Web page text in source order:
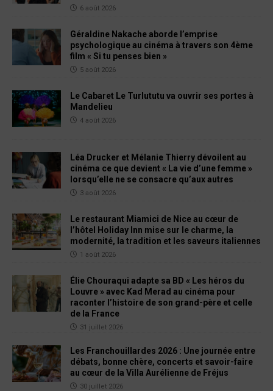
6 août 2026
Géraldine Nakache aborde l’emprise
psychologique au cinéma à travers son 4ème
film « Si tu penses bien »
5 août 2026
Le Cabaret Le Turlututu va ouvrir ses portes à
Mandelieu
4 août 2026
Léa Drucker et Mélanie Thierry dévoilent au
cinéma ce que devient « La vie d’une femme »
lorsqu’elle ne se consacre qu’aux autres
3 août 2026
Le restaurant Miamici de Nice au cœur de
l’hôtel Holiday Inn mise sur le charme, la
modernité, la tradition et les saveurs italiennes
1 août 2026
Élie Chouraqui adapte sa BD « Les héros du
Louvre » avec Kad Merad au cinéma pour
raconter l’histoire de son grand-père et celle
de la France
31 juillet 2026
Les Franchouillardes 2026 : Une journée entre
débats, bonne chère, concerts et savoir-faire
au cœur de la Villa Aurélienne de Fréjus
30 juillet 2026